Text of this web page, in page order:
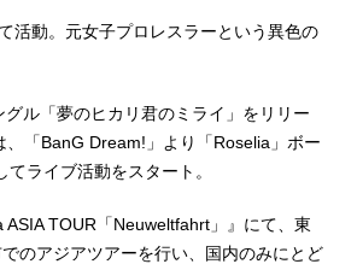
活動。元女子プロレスラーという異色の
ル「夢のヒカリ君のミライ」をリリー
、「BanG Dream!」より「Roselia」ボー
ライブ活動をスタート。
ASIA TOUR「Neuweltfahrt」』にて、東
のアジアツアーを行い、国内のみにとど